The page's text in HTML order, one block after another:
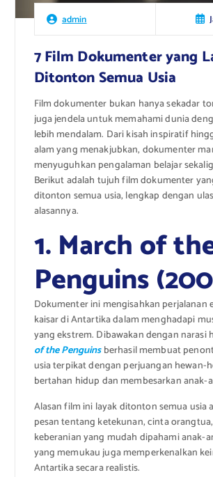
admin
7 Film Dokumenter yang
Ditonton Semua Usia
Film dokumenter bukan hanya sekadar
juga jendela untuk memahami dunia
lebih mendalam. Dari kisah inspiratif
alam yang menakjubkan, dokumenter
menyuguhkan pengalaman belajar
Berikut adalah tujuh film dokumenter
ditonton semua usia, lengkap dengan
alasannya.
1. March of
Penguins
Dokumenter ini mengisahkan perjalanan
kaisar di Antartika dalam menghadapi
yang ekstrem. Dibawakan dengan narasi
of the Penguinsberhasil membuat
usia terpikat dengan perjuangan hewan-
bertahan hidup dan membesarkan anak-
Alasan film ini layak ditonton semua usia
pesan tentang ketekunan, cinta
keberanian yang mudah dipahami anak-
yang memukau juga memperkenalkan
Antartika secara realistis.